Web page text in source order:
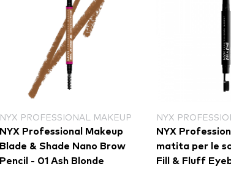
NYX PROFESSIONAL MAKEUP
NYX Professional Makeup
Blade & Shade Nano Brow
Pencil - 01 Ash Blonde
NYX
NYX
matita per le
Fill & Fluff